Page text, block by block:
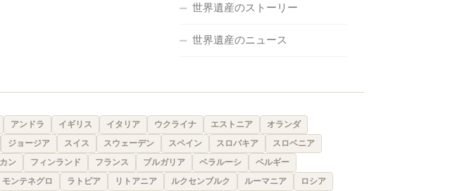
世界遺産のストーリー
世界遺産のニュース
アンドラ イギリス イタリア ウクライナ エストニア
オランダ
ジョージア スイス スウェーデン スペイン スロバキア
スロベニア
ン フィンランド フランス ブルガリア ベラルーシ
ベルギー
モンテネグロ ラトビア リトアニア ルクセンブルク ルーマニア
ロシア